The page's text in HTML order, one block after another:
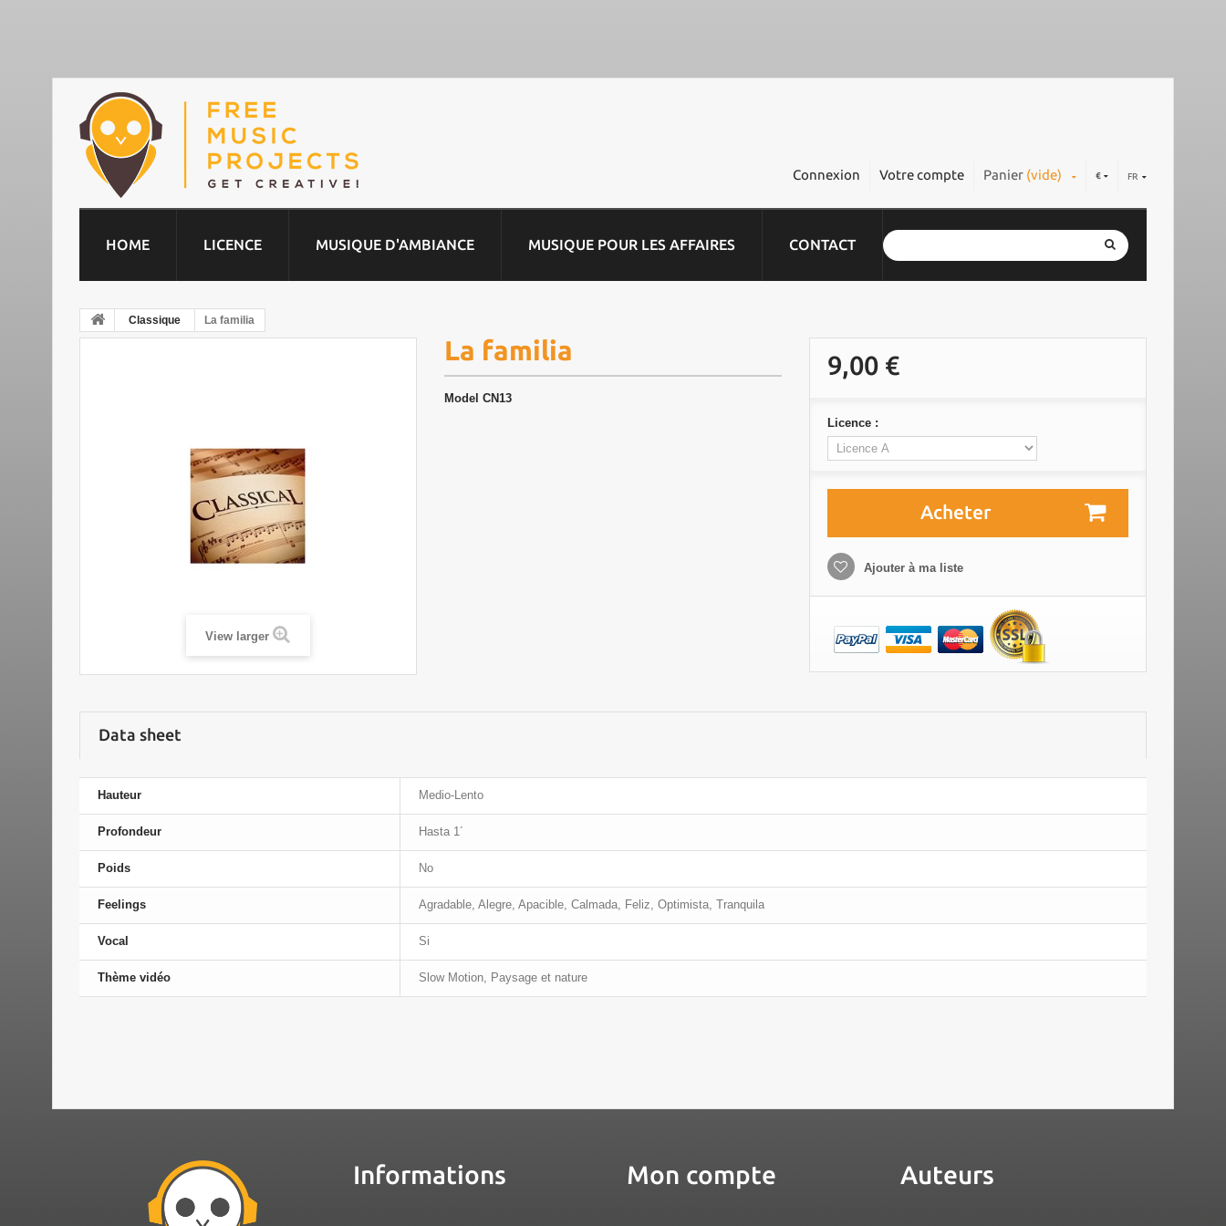
FR
€
Panier (vide)
Votre compte
Connexion
HOME LICENCE MUSIQUE D'AMBIANCE MUSIQUE POUR LES AFFAIRES CONTACT
Classique La familia
View larger
La familia
Model CN13
9,00 €
Licence :
Acheter
Ajouter à ma liste
Data sheet
Hauteur Medio-Lento
Profondeur Hasta 1´
Poids No
Feelings Agradable, Alegre, Apacible, Calmada, Feliz, Optimista, Tranquila
Vocal Si
Thème vidéo Slow Motion, Paysage et nature
Informations Mon compte Auteurs